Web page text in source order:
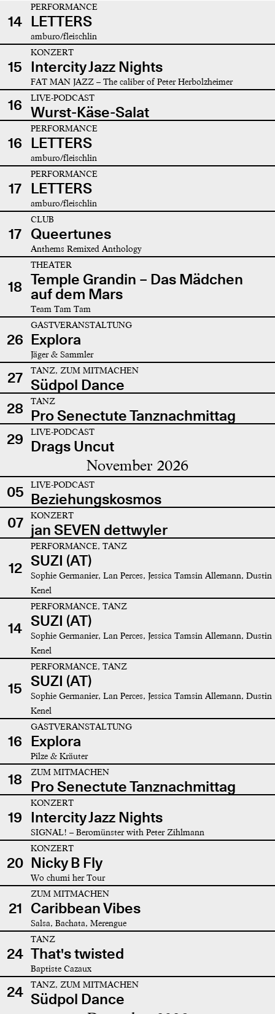
14
PERFORMANCE
LETTERS
amburo/fleischlin
15
KONZERT
Intercity Jazz Nights
FAT MAN JAZZ – The caliber of Peter Herbolzheimer
16 LIVE-PODCAST
Wurst-Käse-Salat
16
PERFORMANCE
LETTERS
amburo/fleischlin
17
PERFORMANCE
LETTERS
amburo/fleischlin
17
CLUB
Queertunes
Anthems Remixed Anthology
18
THEATER
Temple Grandin – Das Mädchen
auf dem Mars
Team Tam Tam
26
GASTVERANSTALTUNG
Explora
Jäger & Sammler
27 TANZ, ZUM MITMACHEN
Südpol Dance
28
TANZ
Pro Senectute Tanznachmittag
29
LIVE-PODCAST
Drags Uncut
November 2026
05 LIVE-PODCAST
Beziehungskosmos
07
KONZERT
jan SEVEN dettwyler
12
PERFORMANCE, TANZ
SUZI (AT)
Sophie Germanier, Lan Perces, Jessica Tamsin Allemann, Dustin
Kenel
14
PERFORMANCE, TANZ
SUZI (AT)
Sophie Germanier, Lan Perces, Jessica Tamsin Allemann, Dustin
Kenel
15
PERFORMANCE, TANZ
SUZI (AT)
Sophie Germanier, Lan Perces, Jessica Tamsin Allemann, Dustin
Kenel
16
GASTVERANSTALTUNG
Explora
Pilze & Kräuter
18 ZUM MITMACHEN
Pro Senectute Tanznachmittag
19
KONZERT
Intercity Jazz Nights
SIGNAL! – Beromünster with Peter Zihlmann
20
KONZERT
Nicky B Fly
Wo chumi her Tour
21
ZUM MITMACHEN
Caribbean Vibes
Salsa, Bachata, Merengue
24
TANZ
That's twisted
Baptiste Cazaux
24 TANZ, ZUM MITMACHEN
Südpol Dance